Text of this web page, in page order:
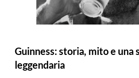
Guinness: storia, mito e una
leggendaria